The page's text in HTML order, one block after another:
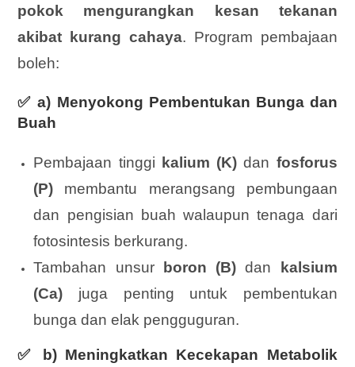
pokok mengurangkan kesan tekanan
akibat kurang cahaya. Program pembajaan
boleh:
✅ a) Menyokong Pembentukan Bunga dan
Buah
Pembajaan tinggi kalium (K) dan fosforus
(P) membantu merangsang pembungaan
dan pengisian buah walaupun tenaga dari
fotosintesis berkurang.
Tambahan unsur boron (B) dan kalsium
(Ca) juga penting untuk pembentukan
bunga dan elak pengguguran.
✅ b) Meningkatkan Kecekapan Metabolik